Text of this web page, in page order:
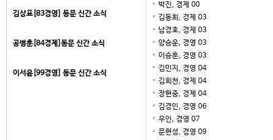
김상표[83경영] 동문 신간 소식
공병훈[84경제]동문 신간 소식
이서윤[99경영] 동문 신간 소식
박진, 경제 00
김동희, 경제 03
남경호, 경제 03
양승운, 경영 03
이승훈, 경영 03
김민지, 경영 04
김희천, 경제 04
장현중, 경제 04
김경인, 경영 06
우인, 경영 07
문현성, 경영 09